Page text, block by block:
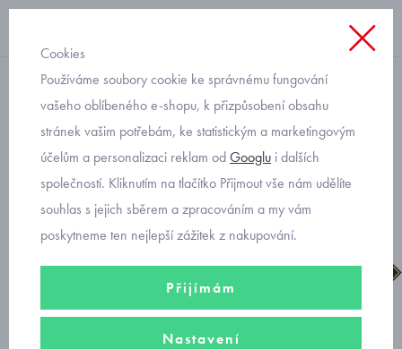
suchý zip chlapecké
Primigi 8436300 zimní obuv
Gore-tex
Cookies
Používáme soubory cookie ke správnému fungování
vašeho oblíbeného e-shopu, k přizpůsobení obsahu
stránek vašim potřebám, ke statistickým a marketingovým
účelům a personalizaci reklam odGooglu i dalších
společností. Kliknutím na tlačítko Přijmout vše nám udělíte
souhlas s jejich sběrem a zpracováním a my vám
poskytneme ten nejlepší zážitek z nakupování.
Přijímám
Nastavení